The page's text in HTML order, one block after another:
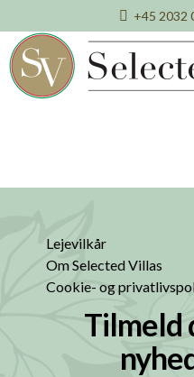
+45 2032
Lejevilkår
Om Selected Villas
Cookie- og
Tilmeld